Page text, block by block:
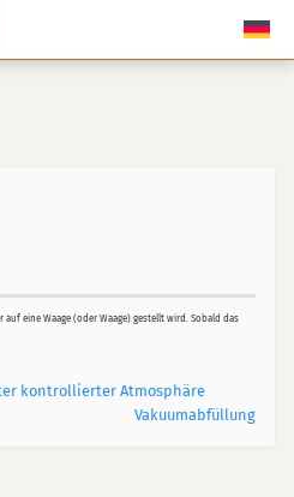
eine Waage (oder Waage) gestellt wird. Sobald das
kontrollierter Atmosphäre
Vakuumabfüllung